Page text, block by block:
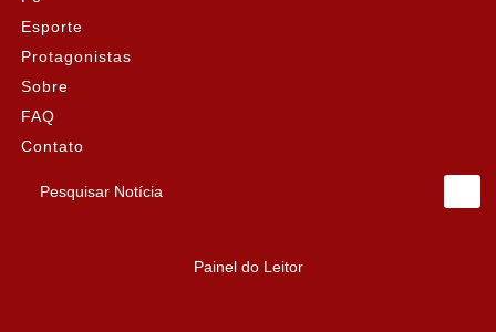
Esporte
Protagonistas
Sobre
FAQ
Contato
Pesquisar Notícia
Painel do Leitor